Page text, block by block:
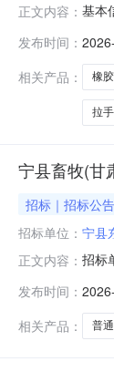
正文内容： 基本
个
发布时间：
相关产品：
橡
拉手
宁县畜牧(甘
招标｜招标公告
招标单位： 宁县
正文内容： 招标
畜牧
发布时间：
相关产品：
普